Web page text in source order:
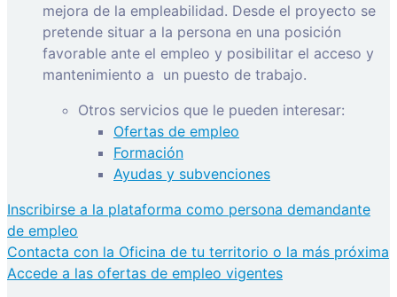
mejora de la empleabilidad. Desde el proyecto se
pretende situar a la persona en una posición
favorable ante el empleo y posibilitar el acceso y
mantenimiento a un puesto de trabajo.
Otros servicios que le pueden interesar:
Ofertas de empleo
Formación
Ayudas y subvenciones
Inscribirse a la plataforma como persona demandante
de empleo
Contacta con la Oficina de tu territorio o la más próxima
Accede a las ofertas de empleo vigentes